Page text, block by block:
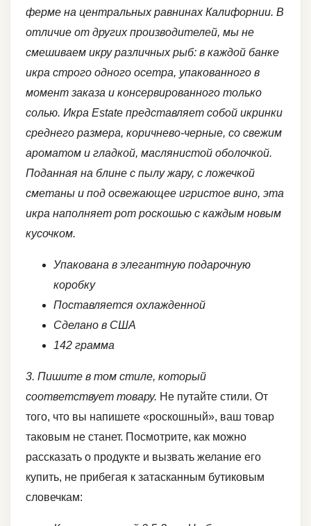
ферме на центральных равнинах Калифорнии. В
отличие от других производителей, мы не
смешиваем икру различных рыб: в каждой банке
икра строго одного осетра, упакованного в
момент заказа и консервированного только
солью. Икра Estate представляет собой икринки
среднего размера, коричнево-черные, со свежим
ароматом и гладкой, маслянистой оболочкой.
Поданная на блине с пылу жару, с ложечкой
сметаны и под освежающее игристое вино, эта
икра наполняет рот роскошью с каждым новым
кусочком.
Упакована в элегантную подарочную
коробку
Поставляется охлажденной
Сделано в США
142 грамма
3. Пишите в том стиле, который
соответствует товару. Не путайте стили. От
того, что вы напишете «роскошный», ваш товар
таковым не станет. Посмотрите, как можно
рассказать о продукте и вызвать желание его
купить, не прибегая к затасканным бутиковым
словечкам: